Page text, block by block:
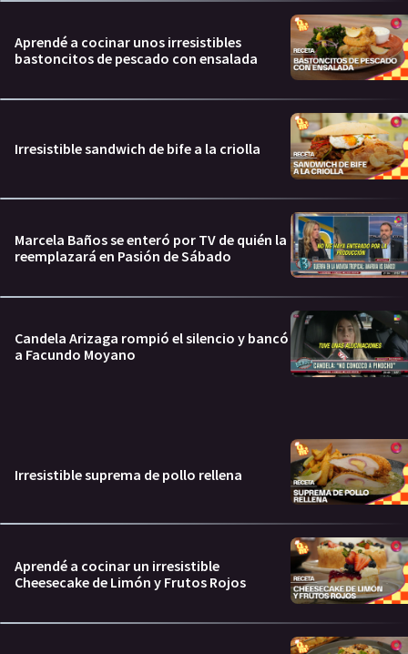
Aprendé a cocinar unos irresistibles
bastoncitos de pescado con ensalada
Irresistible sandwich de bife a la criolla
Marcela Baños se enteró por TV de quién la
reemplazará en Pasión de Sábado
Candela Arizaga rompió el silencio y bancó
a Facundo Moyano
Irresistible suprema de pollo rellena
Aprendé a cocinar un irresistible
Cheesecake de Limón y Frutos Rojos